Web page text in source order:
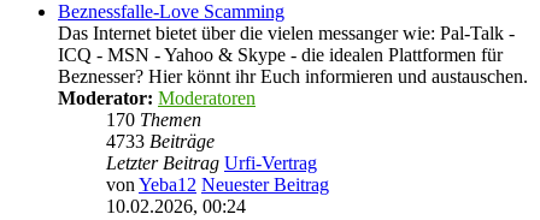
Beznessfalle-Love Scamming
Das Internet bietet über die vielen messanger wie: Pal-Talk -
ICQ - MSN - Yahoo & Skype - die idealen Plattformen für
Beznesser? Hier könnt ihr Euch informieren und austauschen.
Moderator: Moderatoren
170 Themen
4733 Beiträge
Letzter Beitrag Urfi-Vertrag
von Yeba12 Neuester Beitrag
10.02.2026, 00:24